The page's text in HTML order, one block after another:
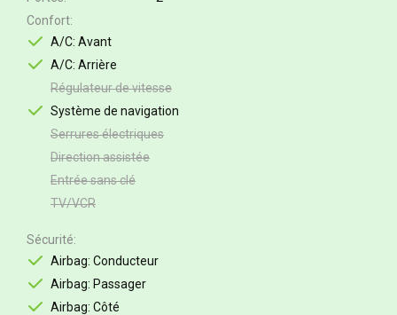
Confort
A/C: Avant
A/C: Arrière
Régulateur de vitesse
Système de navigation
Serrures électriques
Direction assistée
Entrée sans clé
TV/VCR
Sécurité
Airbag: Conducteur
Airbag: Passager
Airbag: Côté